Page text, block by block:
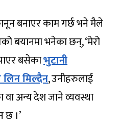
बनाएर काम गर्छ भने मैले
बयानमा भनेका छन्, ‘मेरो
बसेकाभुटानी
मिल्दैन, उनीहरुलाई
अन्य देश जाने व्यवस्था
छ ।’